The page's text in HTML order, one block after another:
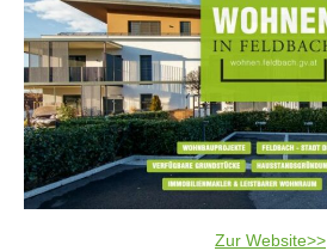
Zur Website>>